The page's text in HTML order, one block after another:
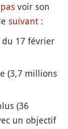
voir son
suivant :
17 février
(3,7 millions
(36
un objectif